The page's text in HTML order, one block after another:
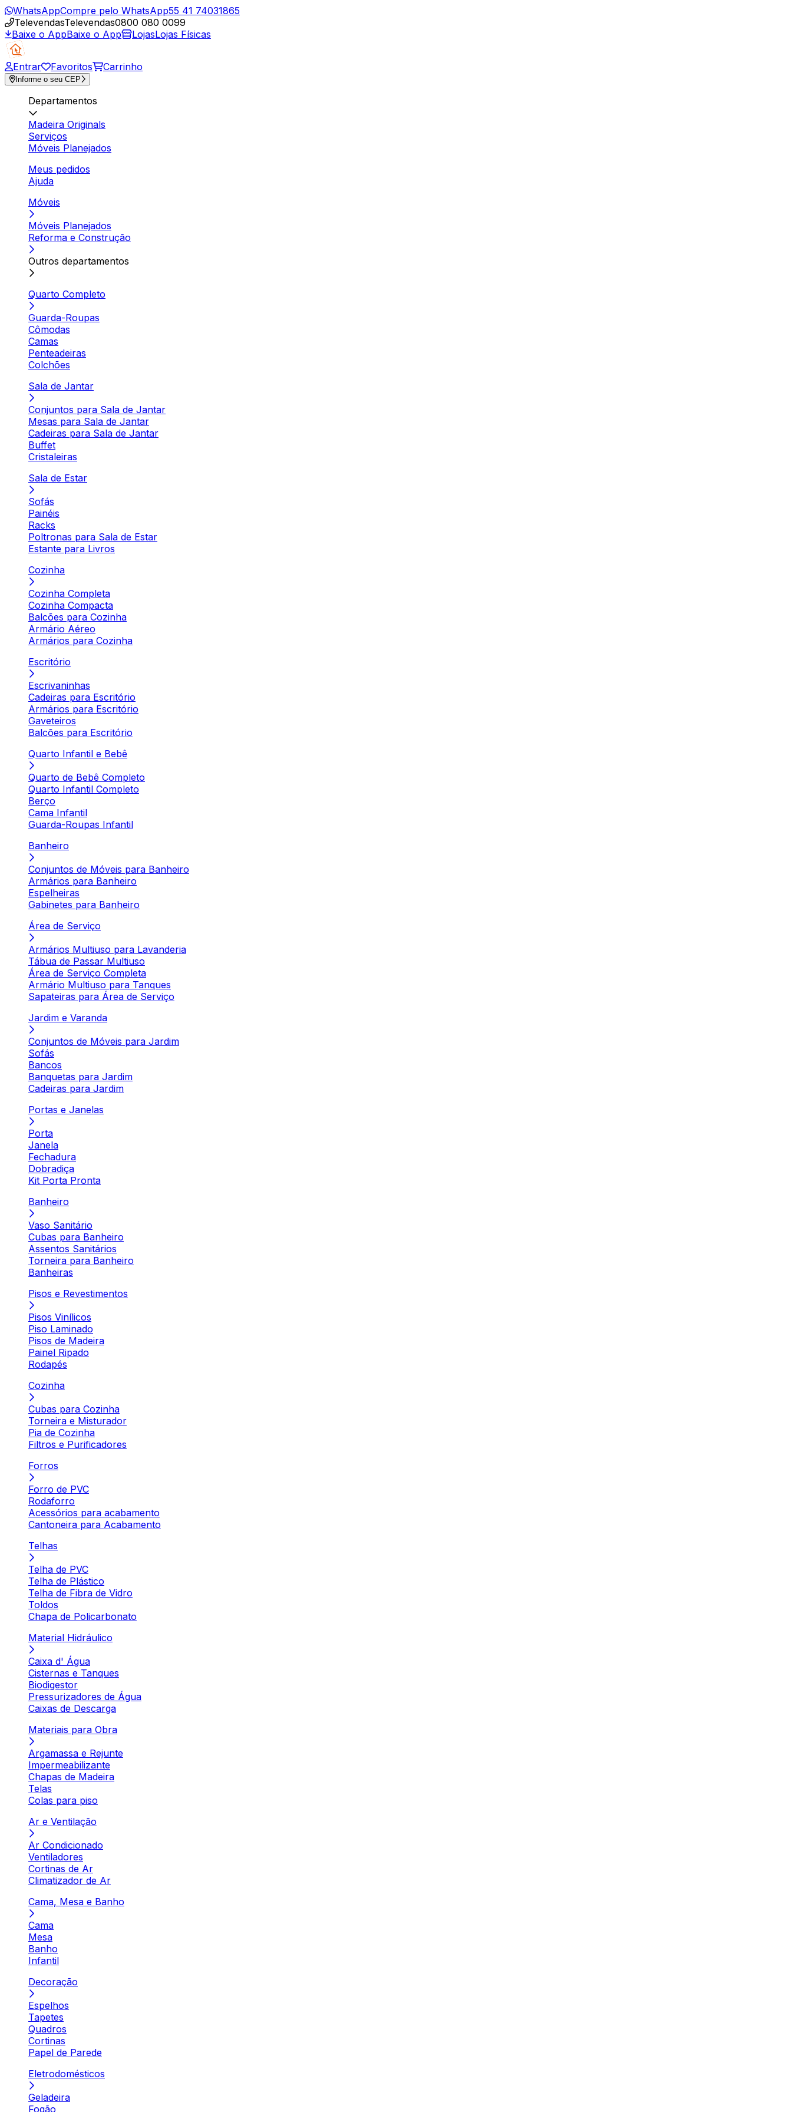
WhatsAppCompre pelo WhatsApp55 41 74031865
TelevendasTelevendas0800 080 0099
Baixe o AppBaixe o App LojasLojas Físicas
Entrar Favoritos Carrinho
Informe o seu CEP
Departamentos
Madeira Originals
Serviços
Móveis Planejados
Meus pedidos
Ajuda
Móveis
Móveis Planejados
Reforma e Construção
Outros departamentos
Quarto Completo
Guarda-Roupas
Cômodas
Camas
Penteadeiras
Colchões
Sala de Jantar
Conjuntos para Sala de Jantar
Mesas para Sala de Jantar
Cadeiras para Sala de Jantar
Buffet
Cristaleiras
Sala de Estar
Sofás
Painéis
Racks
Poltronas para Sala de Estar
Estante para Livros
Cozinha
Cozinha Completa
Cozinha Compacta
Balcões para Cozinha
Armário Aéreo
Armários para Cozinha
Escritório
Escrivaninhas
Cadeiras para Escritório
Armários para Escritório
Gaveteiros
Balcões para Escritório
Quarto Infantil e Bebê
Quarto de Bebê Completo
Quarto Infantil Completo
Berço
Cama Infantil
Guarda-Roupas Infantil
Banheiro
Conjuntos de Móveis para Banheiro
Armários para Banheiro
Espelheiras
Gabinetes para Banheiro
Área de Serviço
Armários Multiuso para Lavanderia
Tábua de Passar Multiuso
Área de Serviço Completa
Armário Multiuso para Tanques
Sapateiras para Área de Serviço
Jardim e Varanda
Conjuntos de Móveis para Jardim
Sofás
Bancos
Banquetas para Jardim
Cadeiras para Jardim
Portas e Janelas
Porta
Janela
Fechadura
Dobradiça
Kit Porta Pronta
Banheiro
Vaso Sanitário
Cubas para Banheiro
Assentos Sanitários
Torneira para Banheiro
Banheiras
Pisos e Revestimentos
Pisos Vinílicos
Piso Laminado
Pisos de Madeira
Painel Ripado
Rodapés
Cozinha
Cubas para Cozinha
Torneira e Misturador
Pia de Cozinha
Filtros e Purificadores
Forros
Forro de PVC
Rodaforro
Acessórios para acabamento
Cantoneira para Acabamento
Telhas
Telha de PVC
Telha de Plástico
Telha de Fibra de Vidro
Toldos
Chapa de Policarbonato
Material Hidráulico
Caixa d' Água
Cisternas e Tanques
Biodigestor
Pressurizadores de Água
Caixas de Descarga
Materiais para Obra
Argamassa e Rejunte
Impermeabilizante
Chapas de Madeira
Telas
Colas para piso
Ar e Ventilação
Ar Condicionado
Ventiladores
Cortinas de Ar
Climatizador de Ar
Cama, Mesa e Banho
Cama
Mesa
Banho
Infantil
Decoração
Espelhos
Tapetes
Quadros
Cortinas
Papel de Parede
Eletrodomésticos
Geladeira
Fogão